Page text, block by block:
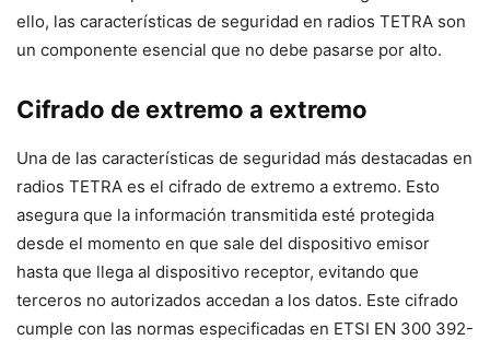
ello, las características de seguridad en radios TETRA son
un componente esencial que no debe pasarse por alto.
Cifrado de extremo a extremo
Una de las características de seguridad más destacadas en
radios TETRA es el cifrado de extremo a extremo. Esto
asegura que la información transmitida esté protegida
desde el momento en que sale del dispositivo emisor
hasta que llega al dispositivo receptor, evitando que
terceros no autorizados accedan a los datos. Este cifrado
cumple con las normas especificadas en ETSI EN 300 392-